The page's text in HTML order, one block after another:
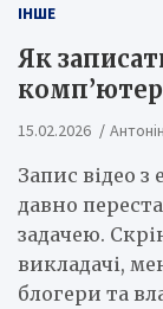
ІНШЕ
Як
15.02.2026
Запис відео
давно
задачею.
викладачі,
блогери та